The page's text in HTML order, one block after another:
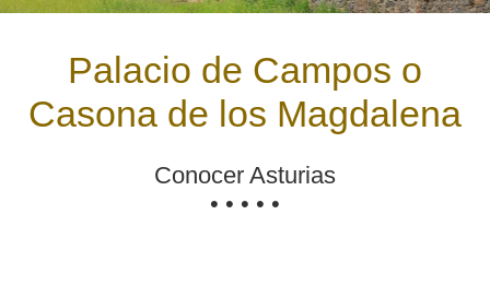
Palacio de Campos o
Casona de los Magdalena
Conocer Asturias
• • • • •